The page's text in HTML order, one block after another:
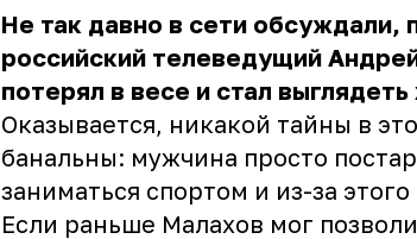
Не так давно в сети обсуждали,
российский телеведущий
потерял в весе и стал
Оказывается, никакой тайны в
банальны: мужчина просто
заниматься спортом и из-за
Если раньше Малахов мог